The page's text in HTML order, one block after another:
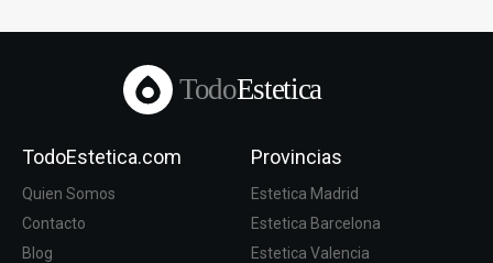
TodoEstetica
TodoEstetica.com
Quien Somos
Contacto
Blog
Provincias
Estetica Madrid
Estetica Barcelona
Estetica Valencia